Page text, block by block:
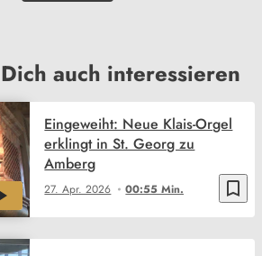
auch interessieren
bookmark_border
27. Apr. 2026 00:55 Min.
Eingeweiht: Neue Klais-Orgel
erklingt in St. Georg zu
Amberg